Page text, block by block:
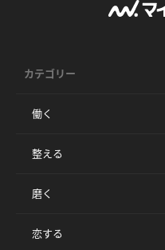
カテゴリー
働く
整える
磨く
恋する